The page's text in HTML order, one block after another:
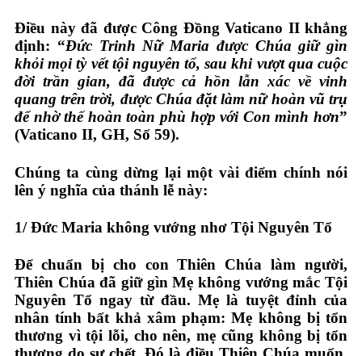
Điều này đã được Công Đồng Vaticano II khẳng
định: “Đức Trinh Nữ Maria được Chúa giữ gìn
khỏi mọi tỳ vết tội nguyên tổ, sau khi vượt qua cuộc
đời trần gian, đã được cả hồn lẫn xác về vinh
quang trên trời, được Chúa đặt làm nữ hoàn vũ trụ
để nhờ thế hoàn toàn phù hợp với Con mình hơn”
(Vaticano II, GH, Số 59).
Chúng ta cùng dừng lại một vài điểm chính nói
lên ý nghĩa của thánh lễ này:
1/Đức Maria không vướng nhơ Tội Nguyên Tổ
Để chuẩn bị cho con Thiên Chúa làm người,
Thiên Chúa đã giữ gìn Mẹ không vướng mắc Tội
Nguyên Tổ ngay từ đầu. Mẹ là tuyệt đỉnh của
nhân tính bất khả xâm phạm: Mẹ không bị tổn
thương vì tội lỗi, cho nên, mẹ cũng không bị tổn